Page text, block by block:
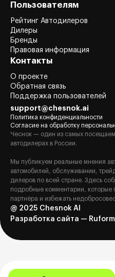
Пользователям
Рейтинг Автодилеров
Дилеры
Бренды
Правовая информация
Контакты
О проекте
Обратная связь
Поддержка пользователей
support@chesnok.ai
Политика конфиденциальности
Согласие на обработку
Чеснок — один из самых
автодилерах в России.
Мы публикуем реальные мнения
автомобилей, обслуживании,
дилеров по всей стране. Здесь
подробные комментарии, которые
партнёра и избежать
@ 2025 Chesnok AI
Разработка сайта —